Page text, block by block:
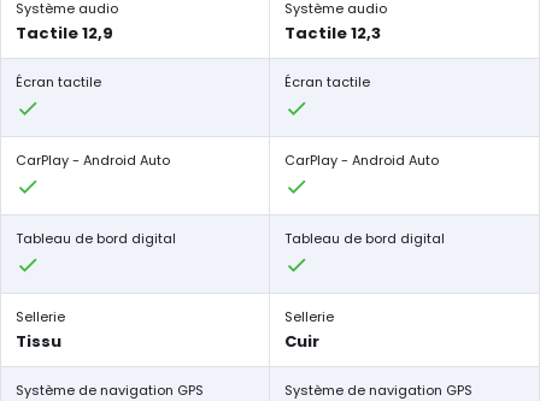
Système audio
Tactile 12,9
Système audio
Tactile 12,3
Écran tactile Écran tactile
CarPlay - Android Auto CarPlay - Android Auto
Tableau de bord digital Tableau de bord digital
Sellerie
Tissu
Sellerie
Cuir
Système de navigation GPS Système de navigation GPS